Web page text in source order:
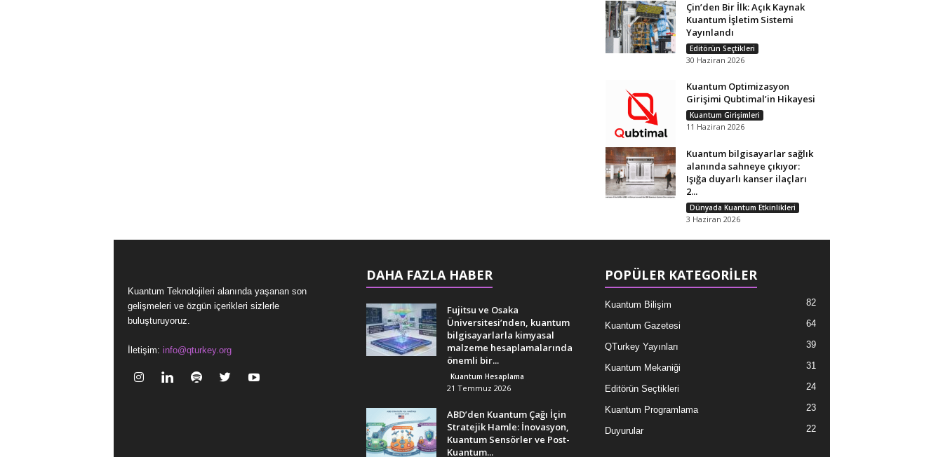
Çin’den Bir İlk: Açık Kaynak
Kuantum İşletim Sistemi
Yayınlandı
Editörün Seçtikleri
30 Haziran 2026
Kuantum Optimizasyon
Girişimi Qubtimal’in Hikayesi
Kuantum Girişimleri
11 Haziran 2026
Kuantum bilgisayarlar sağlık
alanında sahneye çıkıyor:
Işığa duyarlı kanser ilaçları
2...
Dünyada Kuantum Etkinlikleri
3 Haziran 2026
Kuantum Teknolojileri alanında yaşanan son
gelişmeleri ve özgün içerikleri sizlerle
buluşturuyoruz.
İletişim: info@qturkey.org
DAHA FAZLA HABER
Fujitsu ve Osaka
Üniversitesi’nden, kuantum
bilgisayarlarla kimyasal
malzeme hesaplamalarında
önemli bir...
Kuantum Hesaplama
21 Temmuz 2026
ABD’den Kuantum Çağı İçin
Stratejik Hamle: İnovasyon,
Kuantum Sensörler ve Post-
Kuantum...
POPÜLER KATEGORİLER
Kuantum Bilişim 82
Kuantum Gazetesi 64
QTurkey Yayınları 39
Kuantum Mekaniği 31
Editörün Seçtikleri 24
Kuantum Programlama 23
Duyurular 22